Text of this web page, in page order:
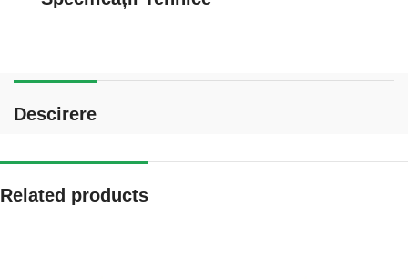
Descirere
Related products